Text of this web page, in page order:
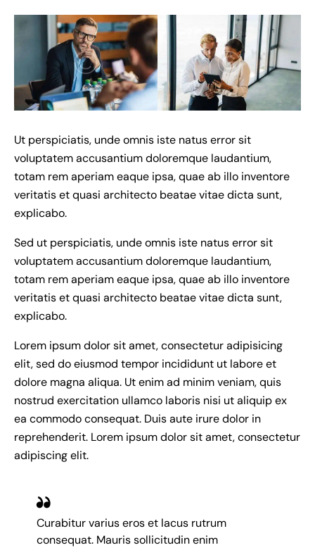
Ut perspiciatis, unde omnis iste natus error sit
voluptatem accusantium doloremque laudantium,
totam rem aperiam eaque ipsa, quae ab illo inventore
veritatis et quasi architecto beatae vitae dicta sunt,
explicabo.
Sed ut perspiciatis, unde omnis iste natus error sit
voluptatem accusantium doloremque laudantium,
totam rem aperiam eaque ipsa, quae ab illo inventore
veritatis et quasi architecto beatae vitae dicta sunt,
explicabo.
Lorem ipsum dolor sit amet, consectetur adipisicing
elit, sed do eiusmod tempor incididunt ut labore et
dolore magna aliqua. Ut enim ad minim veniam, quis
nostrud exercitation ullamco laboris nisi ut aliquip ex
ea commodo consequat. Duis aute irure dolor in
reprehenderit. Lorem ipsum dolor sit amet, consectetur
adipiscing elit.
Curabitur varius eros et lacus rutrum
consequat. Mauris sollicitudin enim